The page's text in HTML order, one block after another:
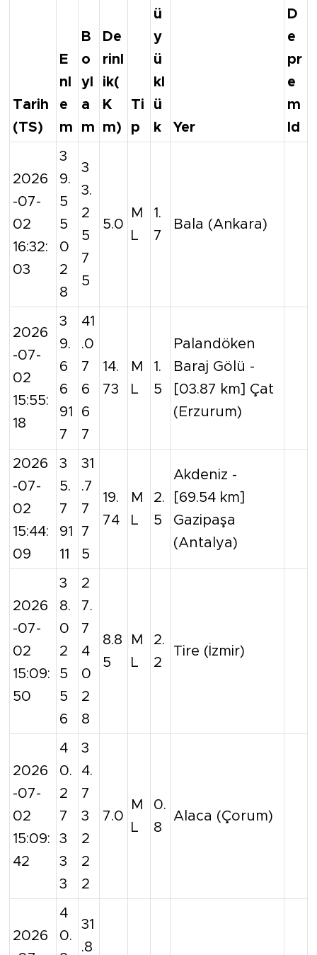
Tarih
(TS)
E
nl
e
m
B
o
yl
a
m
De
rinl
ik(
K
m)
Ti
p
ü
y
ü
kl
ü
k
Yer
D
e
pr
e
m
Id
2026
-07-
02
16:32:
03
3
9.
5
5
0
2
8
3
3.
2
5
7
5
5.0
M
L
1.
7
Bala (Ankara)
2026
-07-
02
15:55:
18
3
9.
6
6
91
7
41
.0
7
6
6
7
14.
73
M
L
1.
5
Palandöken
Baraj Gölü -
[03.87 km] Çat
(Erzurum)
2026
-07-
02
15:44:
09
3
5.
7
91
11
31
.7
7
7
5
19.
74
M
L
2.
5
Akdeniz -
[69.54 km]
Gazipaşa
(Antalya)
2026
-07-
02
15:09:
50
3
8.
0
2
5
5
6
2
7.
7
4
0
2
8
8.8
5
M
L
2.
2
Tire (İzmir)
2026
-07-
02
15:09:
42
4
0.
2
7
3
3
3
3
4.
7
3
2
2
2
7.0
M
L
0.
8
Alaca (Çorum)
2026
4
0.
31
.8